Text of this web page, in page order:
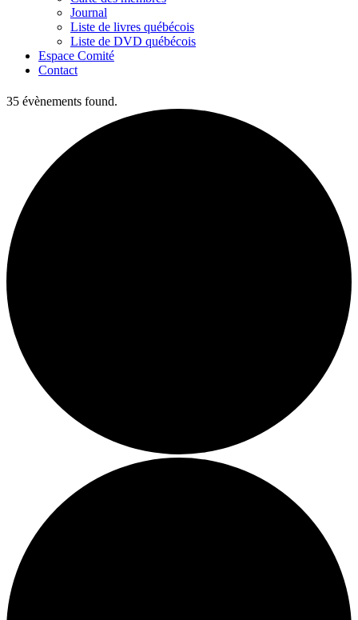
Journal
Liste de livres québécois
Liste de DVD québécois
Espace Comité
Contact
35 évènements found.